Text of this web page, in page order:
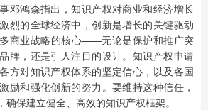
邓鸿森指出，知识产权对商业和经济增长
烈的全球经济中，创新是增长的关键驱动
商业战略的核心——无论是保护和推广突
牌，还是引人注目的设计。知识产权申请
方对知识产权体系的坚定信心，以及各国
励和强化创新的努力。要维持这种信任，
保建立健全、高效的知识产权框架。